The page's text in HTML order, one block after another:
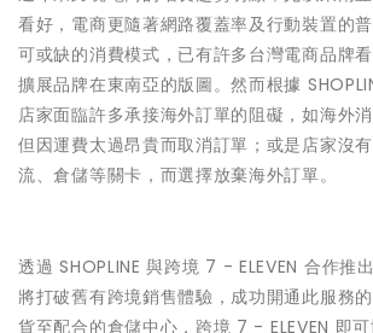
看好，電商更隨著網路覆蓋率及行動裝置的
可或缺的消費模式，已有許多台灣電商品牌
擴展品牌在東南亞的版圖。然而根據
店家面臨許多承接海外訂單的阻礙，如海外
但因運費太過昂貴而取消訂單；或是店家沒
流、倉儲等關卡，而選擇放棄海外訂單。
透過 SHOPLINE 與跨境 7 - ELEVEN 合作推
將打破舊有跨境銷售體驗，成功開通此服務
貨至配合的倉儲中心，跨境 7 - ELEVEN 即